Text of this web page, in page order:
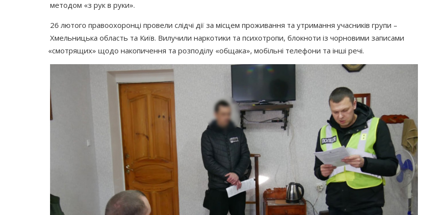
методом «з рук в руки».
26 лютого правоохоронці провели слідчі дії за місцем проживання та утримання учасників групи –
Хмельницька область та Київ. Вилучили наркотики та психотропи, блокноти із чорновими записами
«смотрящих» щодо накопичення та розподілу «общака», мобільні телефони та інші речі.